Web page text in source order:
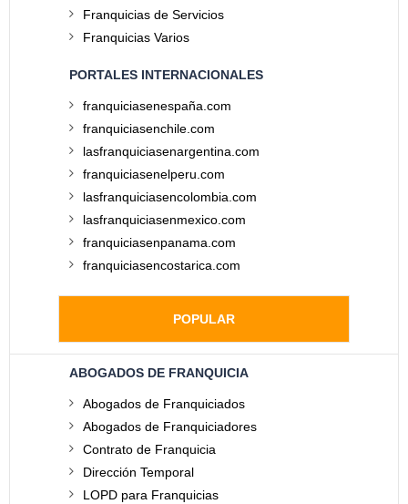
Franquicias de Servicios
Franquicias Varios
PORTALES INTERNACIONALES
franquiciasenespaña.com
franquiciasenchile.com
lasfranquiciasenargentina.com
franquiciasenelperu.com
lasfranquiciasencolombia.com
lasfranquiciasenmexico.com
franquiciasenpanama.com
franquiciasencostarica.com
POPULAR
ABOGADOS DE FRANQUICIA
Abogados de Franquiciados
Abogados de Franquiciadores
Contrato de Franquicia
Dirección Temporal
LOPD para Franquicias